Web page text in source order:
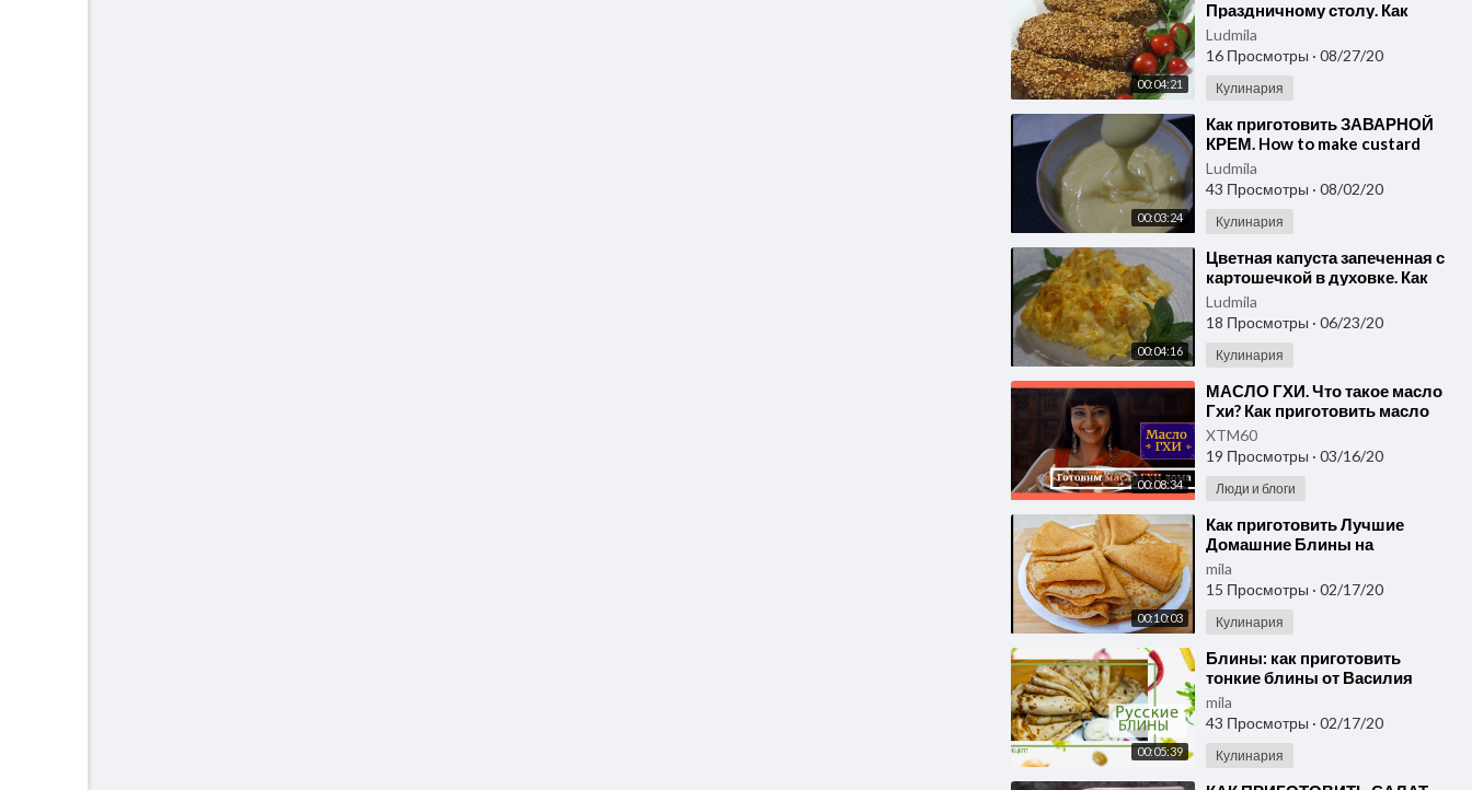
00:04:21
Праздничному столу. Как
приготовить сома?
Ludmila
16 Просмотры · 08/27/20
Кулинария
00:03:24
⁣Как приготовить ЗАВАРНОЙ
КРЕМ. How to make custard
Ludmila
43 Просмотры · 08/02/20
Кулинария
00:04:16
⁣Цветная капуста запеченная с
картошечкой в духовке. Как
вкусно приготовить цветную
капусту?
Ludmila
18 Просмотры · 06/23/20
Кулинария
00:08:34
⁣МАСЛО ГХИ. Что такое масло
Гхи? Как приготовить масло
ГХИ в домашних условиях?
XTM60
19 Просмотры · 03/16/20
Люди и блоги
00:10:03
⁣Как приготовить Лучшие
Домашние Блины на
Масленицу ОНИ НИКОГДА НЕ
РВУТСЯ! мария мироневич
mila
15 Просмотры · 02/17/20
Кулинария
00:05:39
⁣Блины: как приготовить
тонкие блины от Василия
Емельяненко
mila
43 Просмотры · 02/17/20
Кулинария